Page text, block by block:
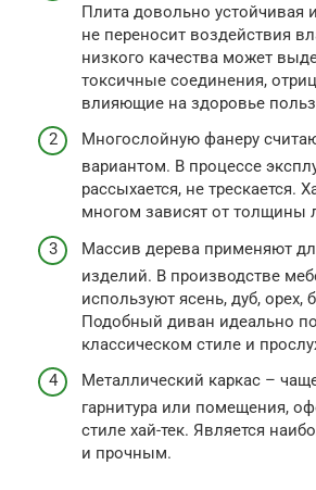
Плита довольно устойчивая
не переносит воздействия
низкого качества может
токсичные соединения,
влияющие на здоровье
Многослойную фанеру
вариантом. В процессе
рассыхается, не трескается.
многом зависят от толщины
Массив дерева применяют
изделий. В производстве
используют ясень, дуб, орех,
Подобный диван идеально
классическом стиле и
Металлический каркас –
гарнитура или помещения,
стиле хай-тек. Является
и прочным.